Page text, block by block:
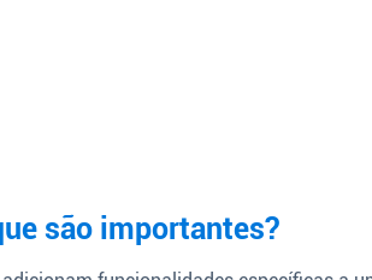
são importantes?